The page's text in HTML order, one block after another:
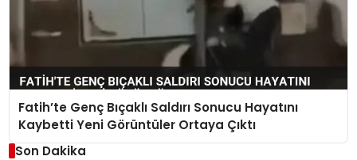
Fatih’te Genç Bıçaklı Saldırı Sonucu Hayatını
Kaybetti Yeni Görüntüler Ortaya Çıktı
Son Dakika